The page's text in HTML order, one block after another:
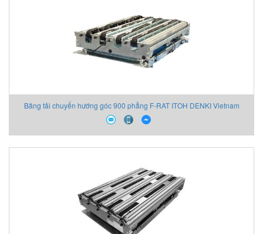
Băng tải chuyển hướng góc 900 phẳng F-RAT ITOH DENKI Vietnam